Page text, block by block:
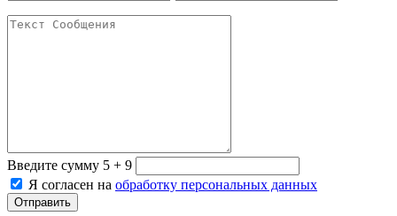
Введите сумму 5 + 9
Я согласен на обработку персональных данных
Отправить